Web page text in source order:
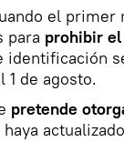
el primer
para prohibir el
identificación
de agosto.
pretende